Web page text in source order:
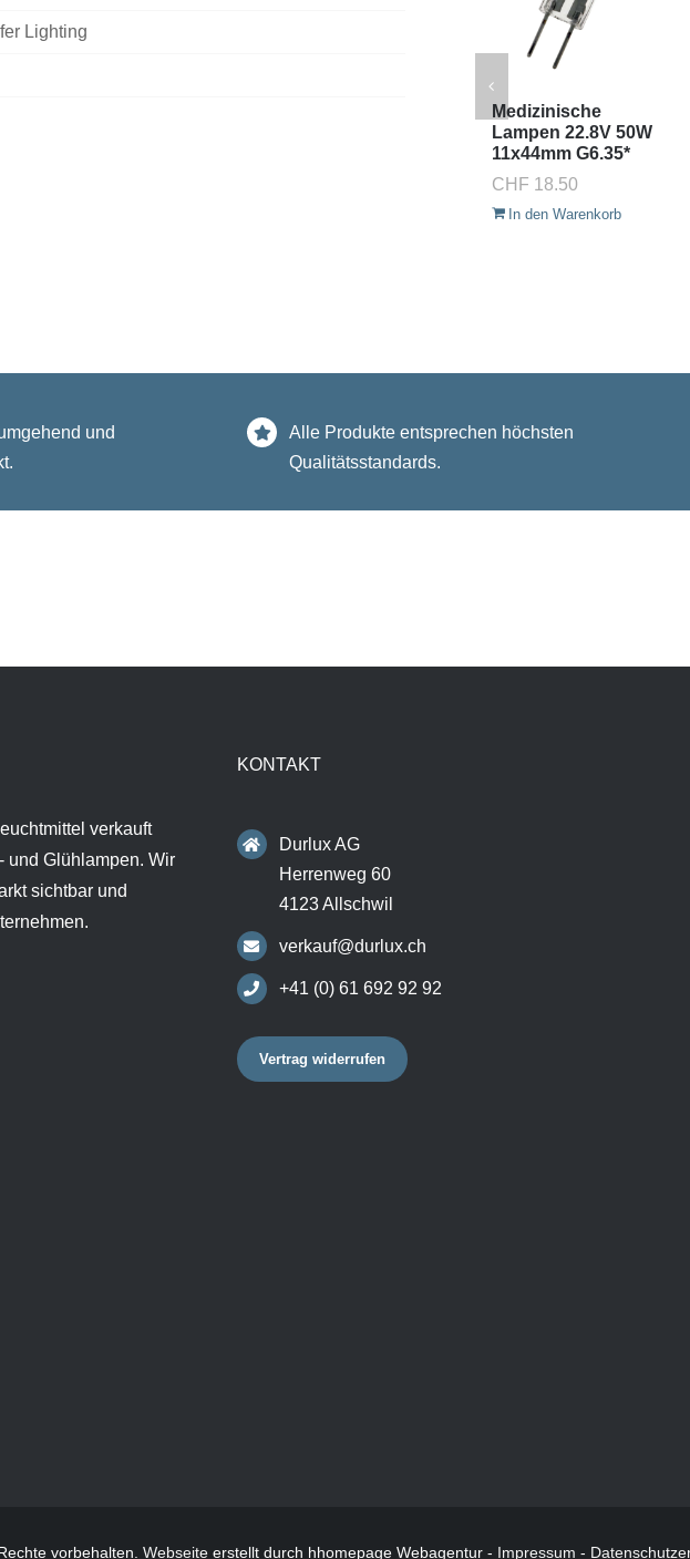
Lighting
Medizinische
Lampen 22.8V 50W
11x44mm G6.35*
CHF 18.50
In den Warenkorb
und
Alle Produkte entsprechen höchsten
Qualitätsstandards.
verkauft
und Glühlampen. Wir
sichtbar und
KONTAKT
Durlux AG
Herrenweg 60
4123 Allschwil
verkauf@durlux.ch
+41 (0) 61 692 92 92
Vertrag widerrufen
vorbehalten. Webseiteerstellt durch hhomepage Webagentur - Impressum -